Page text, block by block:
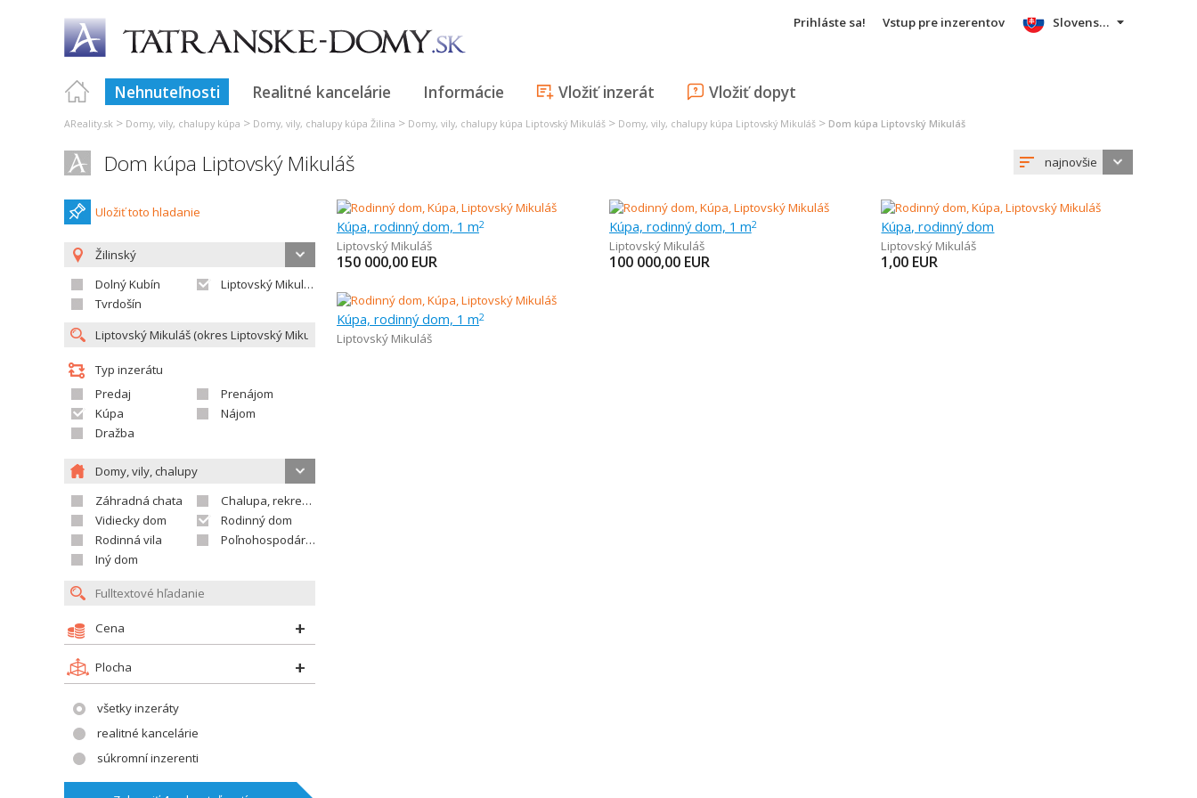
Prihláste sa! Vstup pre inzerentov
Nehnuteľnosti Realitné kancelárie Informácie Vložiť inzerát Vložiť dopyt
Slovensky
AReality.sk > Domy, vily, chalupy kúpa > Domy, vily, chalupy kúpa Žilina > Domy, vily, chalupy kúpa Liptovský Mikuláš > Domy, vily, chalupy kúpa Liptovský Mikuláš > Dom kúpa Liptovský Mikuláš
Dom kúpa Liptovský Mikuláš najnovšie
Uložiť toto hladanie
Žilinský
Dolný Kubín
Liptovský Mikuláš
Tvrdošín
Typ inzerátu
Predaj
Prenájom
Kúpa
Nájom
Dražba
Domy, vily, chalupy
Záhradná chata
Chalupa, rekreačný domček
Vidiecky dom
Rodinný dom
Rodinná vila
Poľnohospodárska usadlosť
Iný dom
Cena
Plocha
všetky inzeráty
realitné kancelárie
súkromní inzerenti
Kúpa, rodinný dom, 1 m2
Liptovský Mikuláš
150 000,00 EUR
Kúpa, rodinný dom, 1 m2
Liptovský Mikuláš
100 000,00 EUR
Kúpa, rodinný dom
Liptovský Mikuláš
1,00 EUR
Kúpa, rodinný dom, 1 m2
Liptovský Mikuláš